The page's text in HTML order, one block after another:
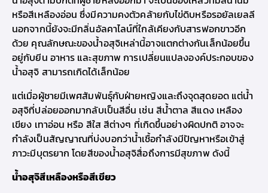
หรือสีเหลืองอ่อน ซึ่งมีความคงตัวคล้ายกับไข่ดิบหรือรอยัลเยลลี
นอกจากนี้ยังจะมีกลิ่นอัลคาไลน์ที่ใกล้เคียงกับสารฟอกขาวอีก
ด้วย คุณลักษณะของน้ำอสุจิเหล่านี้อาจแตกต่างกันเล็กน้อยขึ้น
อยู่กับยีน อาหาร และสุขภาพ การเปลี่ยนแปลงองค์ประกอบของ
น้ำอสุจิ สามารถเกิดได้เล็กน้อย
แต่เมื่อผู้ชายมีเพศสัมพันธ์ุกับฝ่ายหญิงและถึงจุดสุดยอด แต่น้ำ
อสุจิที่ปล่อยออกมากลับเป็นสีอื่น เช่น สีน้ำตาล สีแดง เหลือง
เขียง เทาอ่อน หรือ สีใส สีต่างๆ ที่เกิดขึ้นอย่างผิดปกติ อาจจะ
กำลังเป็นสัญญาณที่บ่งบอกว่าน้ำเชื้อกำลังมีปัญหาหรือเข้าสู่
ภาวะมีบุตรยาก โดยสีของน้ำอสุจิสื่อถึงการมีสุขภาพ ดังนี้
น้ำอสุจิสีเหลืองหรือสีเขียว